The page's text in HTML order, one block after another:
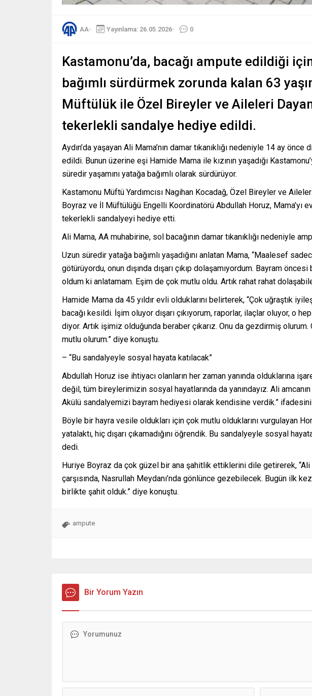
AA Yayınlama: 26.05.2026 0
Kastamonu’da, bacağı ampute edildiği
bağımlı sürdürmek zorunda kalan 63
Müftülük ile Özel Bireyler ve Aileleri
tekerlekli sandalye hediye edildi.
Aydın’da yaşayan Ali Mama’nın damar tıkanıklığı nedeniyle 14 ay
edildi. Bunun üzerine eşi Hamide Mama ile kızının yaşadığı
süredir yaşamını yatağa bağımlı olarak sürdürüyor.
Kastamonu Müftü Yardımcısı Nagihan Kocadağ, Özel Bireyler ve
Boyraz ve İl Müftülüğü Engelli Koordinatörü Abdullah Horuz, Mama’yı
tekerlekli sandalyeyi hediye etti.
Ali Mama, AA muhabirine, sol bacağının damar tıkanıklığı nedeniyle
Uzun süredir yatağa bağımlı yaşadığını anlatan Mama, “Maalesef
götürüyordu, onun dışında dışarı çıkıp dolaşamıyordum. Bayram
oldum ki anlatamam. Eşim de çok mutlu oldu. Artık rahat rahat
Hamide Mama da 45 yıldır evli olduklarını belirterek, “Çok uğraştık
bacağı kesildi. İşim oluyor dışarı çıkıyorum, raporlar, ilaçlar oluyor, o hep
diyor. Artık işimiz olduğunda beraber çıkarız. Onu da gezdirmiş
mutlu olurum.” diye konuştu.
– “Bu sandalyeyle sosyal hayata katılacak”
Abdullah Horuz ise ihtiyacı olanların her zaman yanında olduklarına
değil, tüm bireylerimizin sosyal hayatlarında da yanındayız. Ali
Akülü sandalyemizi bayram hediyesi olarak kendisine verdik.” ifadesini
Böyle bir hayra vesile oldukları için çok mutlu olduklarını vurgulayan
yatalaktı, hiç dışarı çıkamadığını öğrendik. Bu sandalyeyle sosyal
dedi.
Huriye Boyraz da çok güzel bir ana şahitlik ettiklerini dile getirerek,
çarşısında, Nasrullah Meydanı’nda gönlünce gezebilecek. Bugün ilk kez
birlikte şahit olduk.” diye konuştu.
ampute
Bir Yorum Yazın